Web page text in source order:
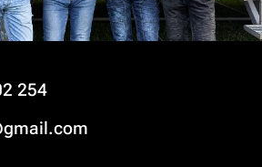
254